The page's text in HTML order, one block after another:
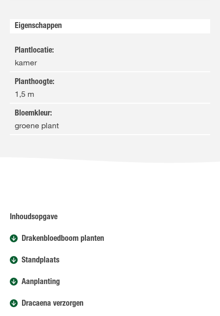
Eigenschappen
Plantlocatie:
kamer
Planthoogte:
1,5 m
Bloemkleur:
groene plant
Inhoudsopgave
Drakenbloedboom planten
Standplaats
Aanplanting
Dracaena verzorgen